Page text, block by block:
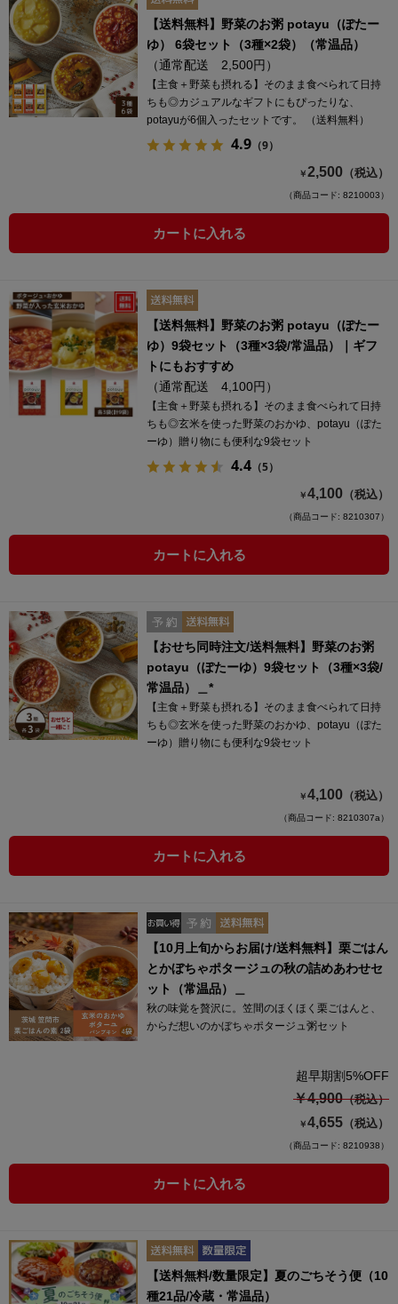
【送料無料】野菜のお粥 potayu（ぽたー
ゆ） 6袋セット（3種×2袋）（常温品）
（通常配送 2,500円）
【主食＋野菜も摂れる】そのまま食べられて日持
ちも◎カジュアルなギフトにもぴったりな、
potayuが6個入ったセットです。 （送料無料）
4.9 （9）
￥2,500 （税込）
（商品コード: 8210003）
カートに入れる
【送料無料】野菜のお粥 potayu（ぽたー
ゆ）9袋セット（3種×3袋/常温品）｜ギフ
トにもおすすめ
（通常配送 4,100円）
【主食＋野菜も摂れる】そのまま食べられて日持
ちも◎玄米を使った野菜のおかゆ、potayu（ぽた
ーゆ）贈り物にも便利な9袋セット
4.4 （5）
￥4,100 （税込）
（商品コード: 8210307）
カートに入れる
【おせち同時注文/送料無料】野菜のお粥
potayu（ぽたーゆ）9袋セット（3種×3袋/
常温品）＿*
【主食＋野菜も摂れる】そのまま食べられて日持
ちも◎玄米を使った野菜のおかゆ、potayu（ぽた
ーゆ）贈り物にも便利な9袋セット
￥4,100 （税込）
（商品コード: 8210307a）
カートに入れる
【10月上旬からお届け/送料無料】栗ごはん
とかぼちゃポタージュの秋の詰めあわせセ
ット（常温品）＿
秋の味覚を贅沢に。笠間のほくほく栗ごはんと、
からだ想いのかぼちゃポタージュ粥セット
超早期割5%OFF
￥4,900（税込）
￥4,655 （税込）
（商品コード: 8210938）
カートに入れる
【送料無料/数量限定】夏のごちそう便（10
種21品/冷蔵・常温品）